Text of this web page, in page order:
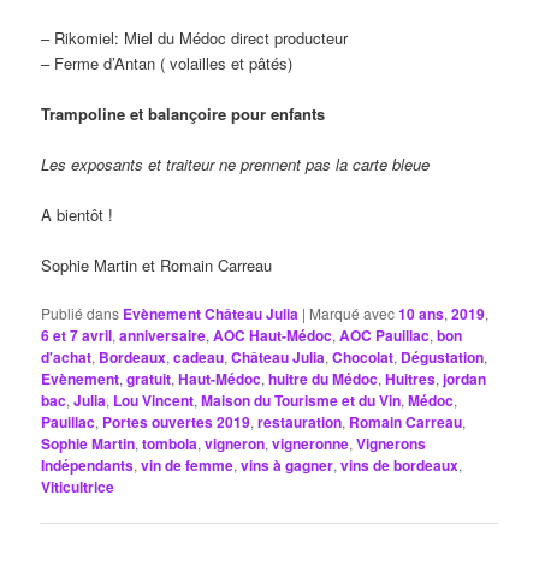
– Rikomiel: Miel du Médoc direct producteur
– Ferme d’Antan ( volailles et pâtés)
Trampoline et balançoire pour enfants
Les exposants et traiteur ne prennent pas la carte bleue
A bientôt !
Sophie Martin et Romain Carreau
Publié dans Evènement Château Julia | Marqué avec10 ans,2019,
6 et 7 avril,anniversaire,AOC Haut-Médoc,AOC Pauillac,bon
d'achat, Bordeaux,cadeau,Château Julia,Chocolat, Dégustation,
Evènement,gratuit,Haut-Médoc,huitre du Médoc,Huitres,jordan
bac,Julia, Lou Vincent,Maison du Tourisme et du Vin,Médoc,
Pauillac, Portes ouvertes 2019,restauration, Romain Carreau,
Sophie Martin,tombola,vigneron,vigneronne,Vignerons
Indépendants,vin de femme,vins à gagner,vins de bordeaux,
Viticultrice